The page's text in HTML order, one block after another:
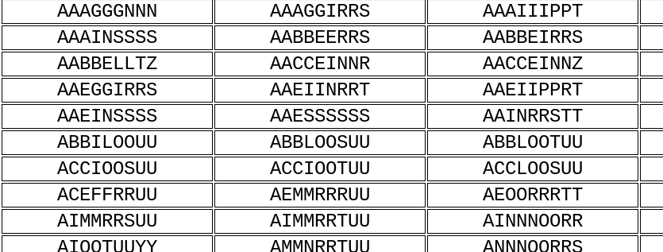
AAAGGGNNN
AAAGGIRRS AAAIIIPPT
AAAINSSSS
AABBEERRS AABBEIRRS
AABBELLTZ
AACCEINNR AACCEINNZ
AAEGGIRRS
AAEIINRRT AAEIIPPRT
AAEINSSSS
AAESSSSSS AAINRRSTT
ABBILOOUU
ABBLOOSUU ABBLOOTUU
ACCIOOSUU
ACCIOOTUU ACCLOOSUU
ACEFFRRUU
AEMMRRRUU AEOORRRTT
AIMMRRSUU
AIMMRRTUU AINNNOORR
AIOOTUUYY
AMMNRRTUU ANNNOORRS